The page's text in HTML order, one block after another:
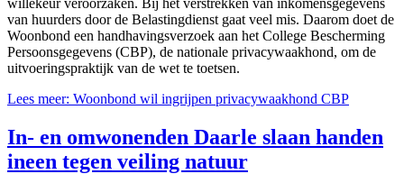
van huurders door de Belastingdienst gaat veel mis. Daarom doet de
Woonbond een handhavingsverzoek aan het College Bescherming
Persoonsgegevens (CBP), de nationale privacywaakhond, om de
uitvoeringspraktijk van de wet te toetsen.
Lees meer: Woonbond wil ingrijpen privacywaakhond CBP
In- en omwonenden Daarle slaan handen
ineen tegen veiling natuur